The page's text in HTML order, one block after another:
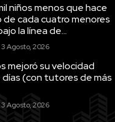
niños menos que hace
cada cuatro menores
la línea de...
3 Agosto, 2026
mejoró su velocidad
(con tutores de más
3 Agosto, 2026